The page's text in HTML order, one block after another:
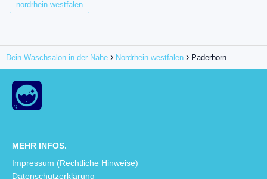
nordrhein-westfalen
Dein Waschsalon in der Nähe Nordrhein-westfalen Paderborn
MEHR INFOS.
Impressum (Rechtliche Hinweise)
Datenschutzerklärung